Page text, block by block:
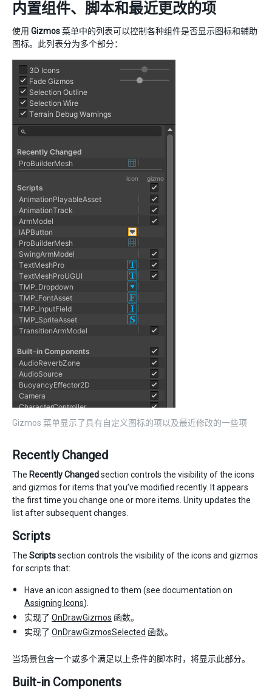
内置组件、脚本和最近更改的项
使用 Gizmos菜单中的列表可以控制各种组件是否显示图标和辅助
图标。此列表分为多个部分：
Gizmos 菜单显示了具有自定义图标的项以及最近修改的一些项
Recently Changed
The Recently Changedsection controls the visibility of the icons
and gizmos for items that you’ve modified recently. It appears
the first time you change one or more items. Unity updates the
list after subsequent changes.
Scripts
The Scriptssection controls the visibility of the icons and gizmos
for scripts that:
Have an icon assigned to them (see documentation on
Assigning Icons).
实现了 OnDrawGizmos 函数。
实现了 OnDrawGizmosSelected 函数。
当场景包含一个或多个满足以上条件的脚本时，将显示此部分。
Built-in Components